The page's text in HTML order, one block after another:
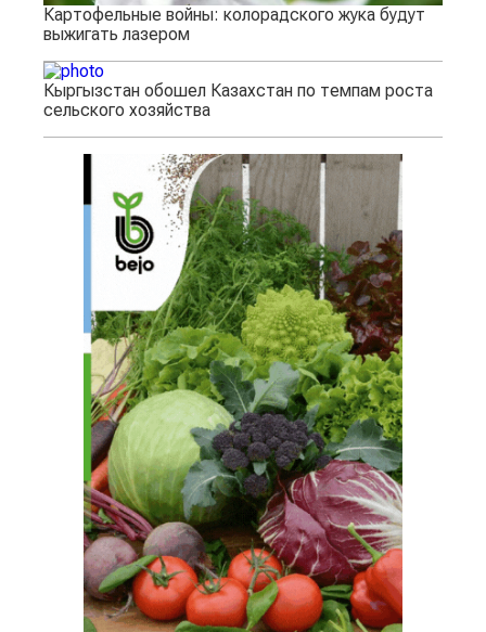
Картофельные войны: колорадского жука будут
выжигать лазером
Кыргызстан обошел Казахстан по темпам роста
сельского хозяйства